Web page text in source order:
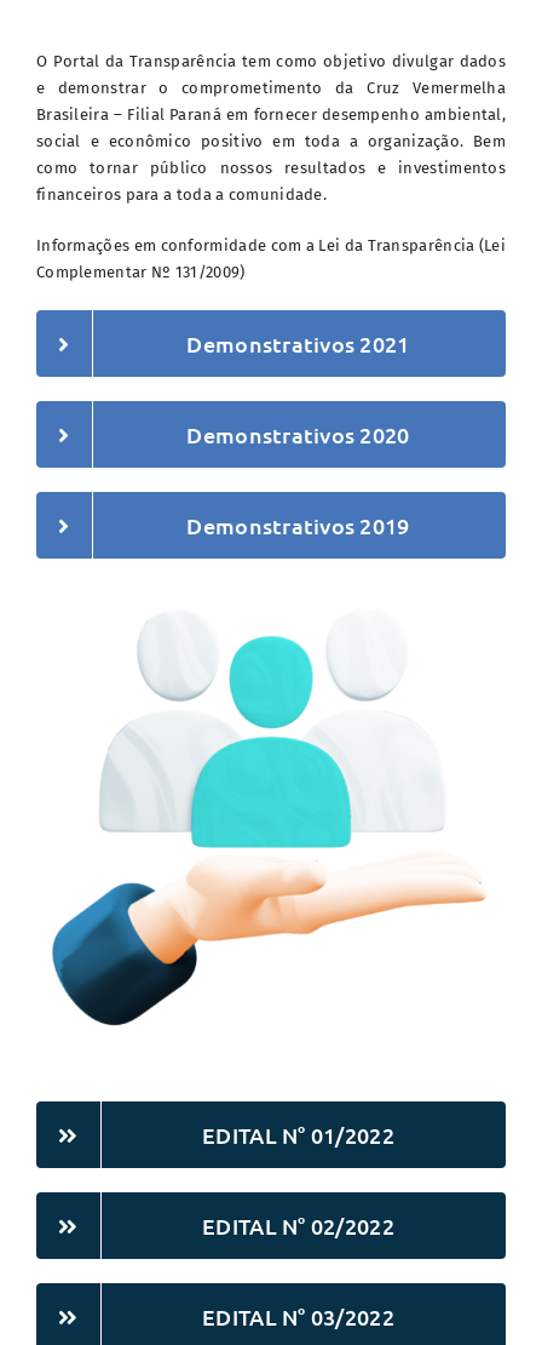
O Portal da Transparência tem como objetivo divulgar dados
e demonstrar o comprometimento da Cruz Vemermelha
Brasileira – Filial Paraná em fornecer desempenho ambiental,
social e econômico positivo em toda a organização. Bem
como tornar público nossos resultados e investimentos
financeiros para a toda a comunidade.
Informações em conformidade com a Lei da Transparência (Lei
Complementar Nº 131/2009)
Demonstrativos 2021
Demonstrativos 2020
Demonstrativos 2019
EDITAL N° 01/2022
EDITAL N° 02/2022
EDITAL N° 03/2022